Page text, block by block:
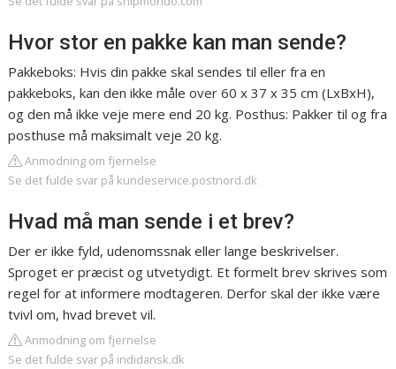
Hvor stor en pakke kan man sende?
Pakkeboks: Hvis din pakke skal sendes til eller fra en
pakkeboks, kan den ikke måle over 60 x 37 x 35 cm (LxBxH),
og den må ikke veje mere end 20 kg. Posthus: Pakker til og fra
posthuse må maksimalt veje 20 kg.
Anmodning om fjernelse
Se det fulde svar på kundeservice.postnord.dk
Hvad må man sende i et brev?
Der er ikke fyld, udenomssnak eller lange beskrivelser.
Sproget er præcist og utvetydigt. Et formelt brev skrives som
regel for at informere modtageren. Derfor skal der ikke være
tvivl om, hvad brevet vil.
Anmodning om fjernelse
Se det fulde svar på indidansk.dk